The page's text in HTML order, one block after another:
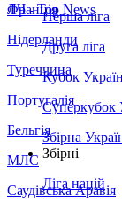
Франція
Нідерланди
Туреччина
Португалія
Бельгія
МЛС
Саудівська Аравія
ЛЧ - Top News
Перша ліга
Друга ліга
Кубок
Суперкубок
Збірна
Збірні
Ліга націй